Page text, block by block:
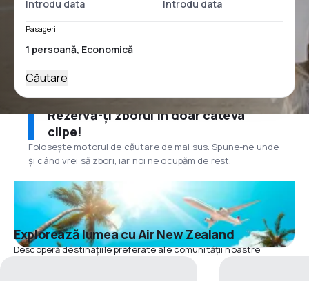
Pasageri
Căutare
Rezervă-ți zborul în doar câteva
clipe!
Folosește motorul de căutare de mai sus. Spune-ne unde
și când vrei să zbori, iar noi ne ocupăm de rest.
Explorează lumea cu Air New Zealand
Descoperă destinațiile preferate ale comunității noastre